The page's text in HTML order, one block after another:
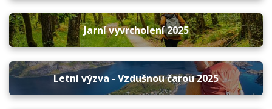
Jarní vyvrcholení 2025
Letní výzva - Vzdušnou čarou 2025